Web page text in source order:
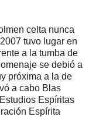
celta nunca
tuvo lugar en
a la tumba de
se debió a
próxima a la de
a cabo Blas
Espíritas
Espírita